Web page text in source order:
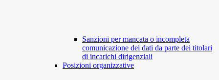
Sanzioni per mancata o incompleta
comunicazione dei dati da parte dei titolari
di incarichi dirigenziali
Posizioni organizzative